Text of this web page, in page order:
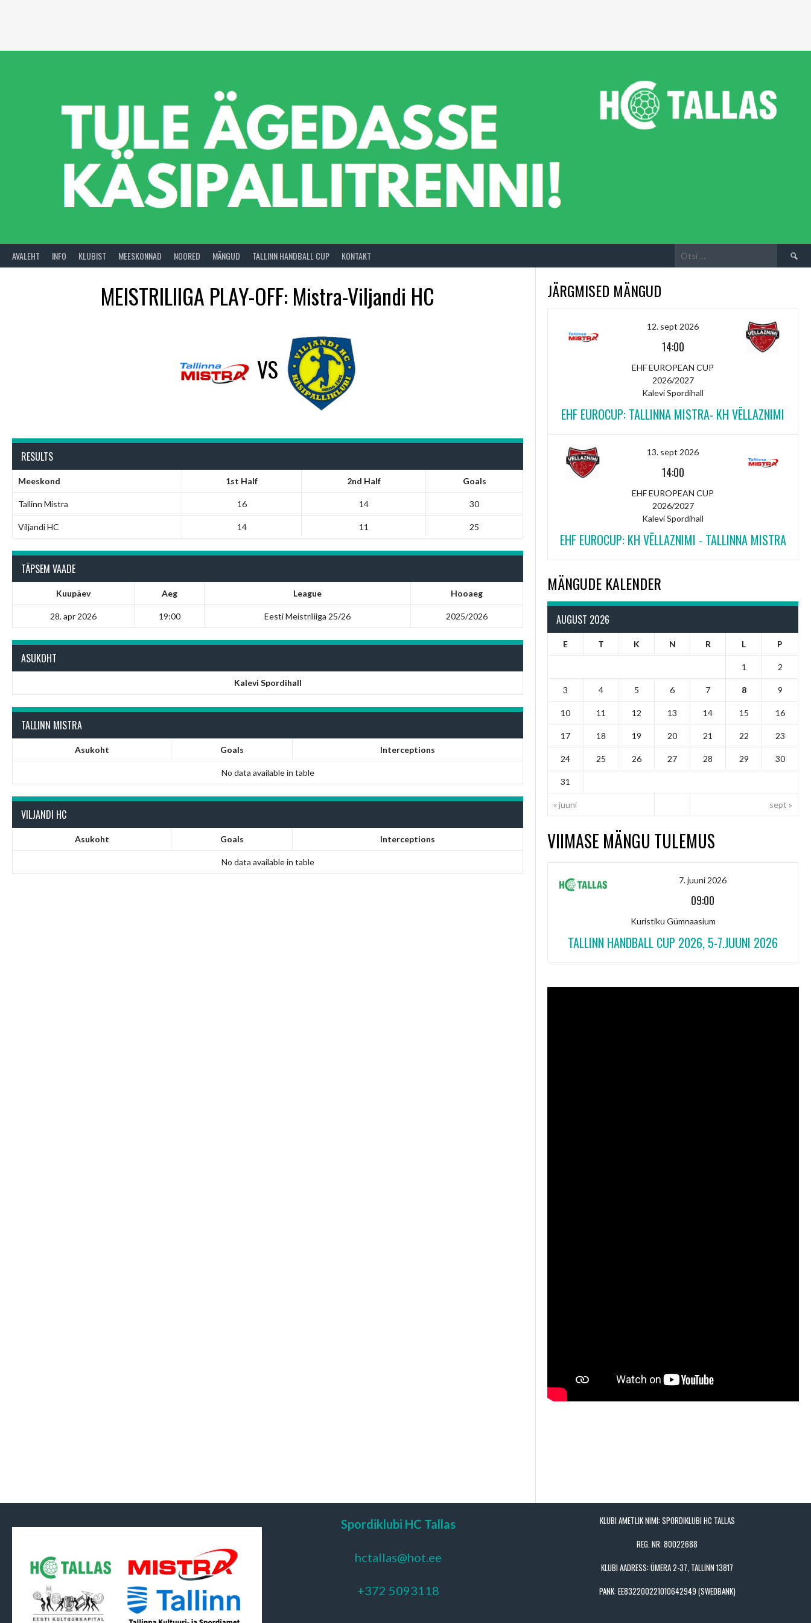
AVALEHT INFO KLUBIST MEESKONNAD NOORED MÄNGUD TALLINN HANDBALL CUP KONTAKT Otsi:
MEISTRILIIGA PLAY-OFF: Mistra-Viljandi HC
VS
RESULTS
Meeskond 1st Half 2nd Half Goals
Tallinn Mistra 16 14 30
Viljandi HC 14 11 25
TÄPSEM VAADE
Kuupäev Aeg League Hooaeg
28. apr 2026 19:00 Eesti Meistriliiga 25/26 2025/2026
ASUKOHT
Kalevi Spordihall
TALLINN MISTRA
Asukoht Goals Interceptions
No data available in table
VILJANDI HC
Asukoht Goals Interceptions
No data available in table
JÄRGMISED MÄNGUD
12. sept 2026
14:00
EHF EUROPEAN CUP
2026/2027
Kalevi Spordihall
EHF EUROCUP: TALLINNA MISTRA- KH VËLLAZNIMI
13. sept 2026
14:00
EHF EUROPEAN CUP
2026/2027
Kalevi Spordihall
EHF EUROCUP: KH VËLLAZNIMI - TALLINNA MISTRA
MÄNGUDE KALENDER
AUGUST 2026
E T K N R L P
« juuni sept »
1 2
3 4 5 6 7 8 9
10 11 12 13 14 15 16
17 18 19 20 21 22 23
24 25 26 27 28 29 30
31
VIIMASE MÄNGU TULEMUS
7. juuni 2026
09:00
Kuristiku Gümnaasium
TALLINN HANDBALL CUP 2026, 5-7.JUUNI 2026
Spordiklubi HC Tallas
hctallas@hot.ee
+372 5093118
KLUBI AMETLIK NIMI: SPORDIKLUBI HC TALLAS
REG. NR: 80022688
KLUBI AADRESS: ÜMERA 2-37, TALLINN 13817
PANK: EE832200221010642949 (SWEDBANK)